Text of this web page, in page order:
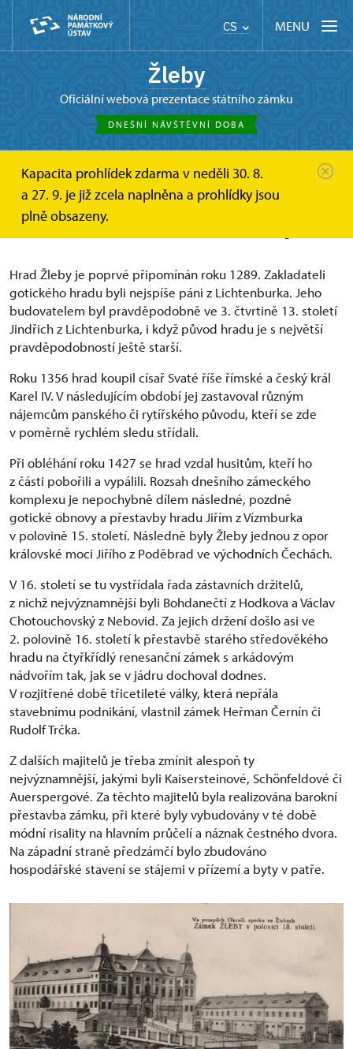
CS MENU
Žleby
oficiální webová prezentace státního zámku
DNEŠNÍ NÁVŠTĚVNÍ DOBA
Kapacita prohlídek zdarma v neděli 30. 8.
a 27. 9. je již zcela naplněna a prohlídky jsou
plně obsazeny.
Žleby O zámku Historie
Stručná historie zámku Žleby
Hrad Žleby je poprvé připomínán roku 1289. Zakladateli
gotického hradu byli nejspíše páni z Lichtenburka. Jeho
budovatelem byl pravděpodobně ve 3. čtvrtině 13. století
Jindřich z Lichtenburka, i když původ hradu je s největší
pravděpodobností ještě starší.
Roku 1356 hrad koupil císař Svaté říše římské a český král
Karel IV. V následujícím období jej zastavoval různým
nájemcům panského či rytířského původu, kteří se zde
v poměrně rychlém sledu střídali.
Při obléhání roku 1427 se hrad vzdal husitům, kteří ho
z části pobořili a vypálili. Rozsah dnešního zámeckého
komplexu je nepochybně dílem následné, pozdně
gotické obnovy a přestavby hradu Jiřím z Vízmburka
v polovině 15. století. Následně byly Žleby jednou z opor
královské moci Jiřího z Poděbrad ve východních Čechách.
V 16. století se tu vystřídala řada zástavních držitelů,
z nichž nejvýznamnější byli Bohdanečtí z Hodkova a Václav
Chotouchovský z Nebovid. Za jejich držení došlo asi ve
2. polovině 16. století k přestavbě starého středověkého
hradu na čtyřkřídlý renesanční zámek s arkádovým
nádvořím tak, jak se v jádru dochoval dodnes.
V rozjitřené době třicetileté války, která nepřála
stavebnímu podnikání, vlastnil zámek Heřman Černín či
Rudolf Trčka.
Z dalších majitelů je třeba zmínit alespoň ty
nejvýznamnější, jakými byli Kaisersteinové, Schönfeldové či
Auerspergové. Za těchto majitelů byla realizována barokní
přestavba zámku, při které byly vybudovány v té době
módní risality na hlavním průčelí a náznak čestného dvora.
Na západní straně předzámčí bylo zbudováno
hospodářské stavení se stájemi v přízemí a byty v patře.